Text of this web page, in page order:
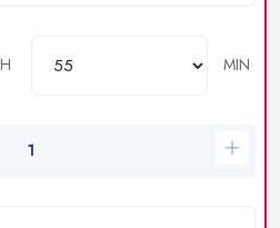
H
MIN